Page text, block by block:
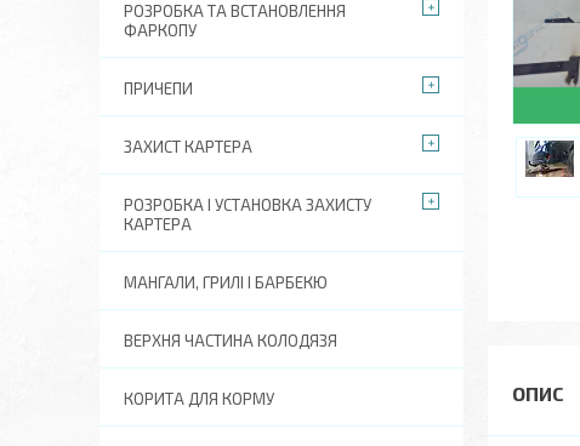
РОЗРОБКА ТА ВСТАНОВЛЕННЯ
ФАРКОПУ
ПРИЧЕПИ
ЗАХИСТ КАРТЕРА
РОЗРОБКА І УСТАНОВКА ЗАХИСТУ
КАРТЕРА
МАНГАЛИ, ГРИЛІ І БАРБЕКЮ
ВЕРХНЯ ЧАСТИНА КОЛОДЯЗЯ
КОРИТА ДЛЯ КОРМУ